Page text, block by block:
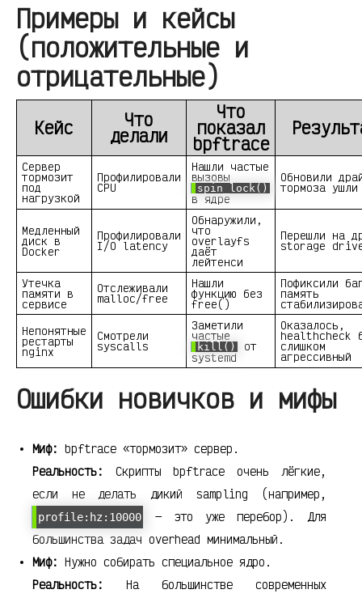
Примеры и кейсы
(положительные и
отрицательные)
Кейс Что
делали
Что
показал
bpftrace
Сервер
тормозит
под
нагрузкой
Профилировали
CPU
Нашли частые
вызовы
spin_lock()
в ядре
Обновили
тормоза ушли
Медленный
диск в
Docker
Профилировали
I/O latency
Обнаружили,
что
overlayfs
даёт
лейтенси
Перешли на
storage
Утечка
памяти в
сервисе
Отслеживали
malloc/free
Нашли
функцию без
free()
Пофиксили
память
Непонятные
рестарты
nginx
Смотрели
syscalls
Заметили
частые
kill()
от
systemd
Оказалось,
healthcheck
слишком
агрессивный
Ошибки новичков и мифы
Миф: bpftrace «тормозит» сервер.
Реальность:
Скрипты bpftrace очень лёгкие,
если не делать дикий sampling (например,
profile:hz:10000
— это уже перебор). Для
большинства задач overhead минимальный.
Миф: Нужно собирать специальное ядро.
Реальность:
На большинстве современных